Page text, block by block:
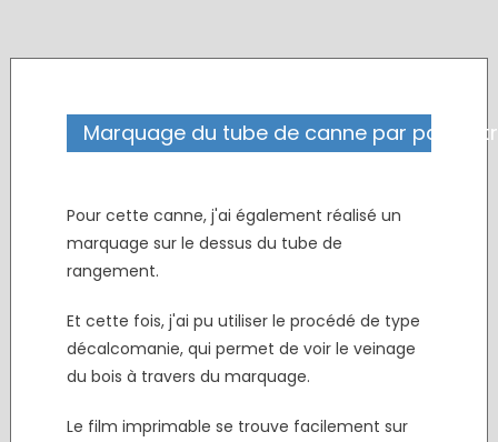
Marquage du tube de canne par papier
Pour cette canne, j'ai également réalisé un
marquage sur le dessus du tube de
rangement.
Et cette fois, j'ai pu utiliser le procédé de type
décalcomanie, qui permet de voir le veinage
du bois à travers du marquage.
Le film imprimable se trouve facilement sur